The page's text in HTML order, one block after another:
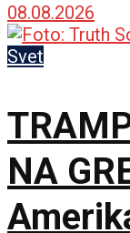
08.08.2026
Svet
NA